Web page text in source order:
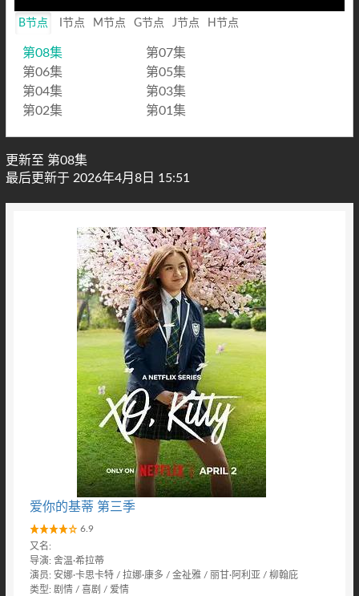
B节点 I节点 M节点 G节点 J节点 H节点
第08集
第07集
第06集
第05集
第04集
第03集
第02集
第01集
更新至 第08集
最后更新于 2026年4月8日 15:51
爱你的基蒂 第三季
6.9
又名:
导演: 舍温·希拉蒂
演员: 安娜·卡思卡特 / 拉娜·康多 / 金祉雅 / 丽甘·阿利亚 / 柳翰庇
类型: 剧情 / 喜剧 / 爱情